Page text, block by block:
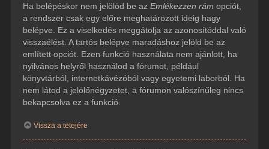
Ha belépéskor nem jelölöd be az Emlékezzen rám opciót,
a rendszer csak egy előre meghatározott ideig hagy
belépve. Ez a viselkedés meggátolja az azonosítóddal való
visszaélést. A tartós belépve maradáshoz jelöld be az
említett opciót. Ezen funkció használata nem ajánlott, ha
nyilvános helyről használod a fórumot, például
könyvtárból, internetkávézóból vagy egyetemi laborból. Ha
nem látod a jelölőnégyzetet, a fórumon valószínűleg nincs
bekapcsolva ez a funkció.
Vissza a tetejére